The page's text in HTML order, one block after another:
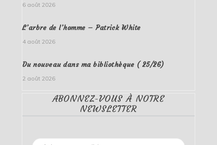
6 août 2026
L’arbre de l’homme – Patrick White
4 août 2026
Du nouveau dans ma bibliothèque ( 25/26)
2 août 2026
ABONNEZ-VOUS À NOTRE
NEWSLETTER